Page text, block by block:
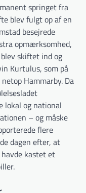
springet fra
blev fulgt op af en
besejrede
opmærksomhed,
skiftet ind og
Kurtulus, som på
Hammarby. Da
lokal og national
– og måske
flere
dagen efter, at
kastet et